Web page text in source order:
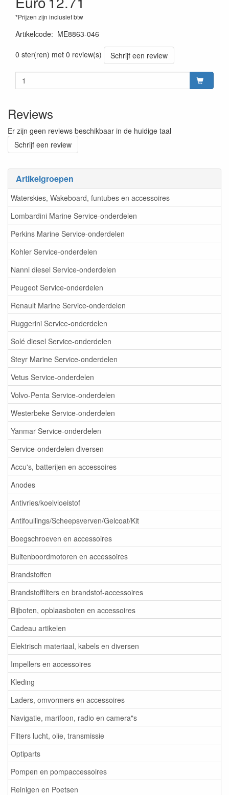
Artikelgroepen
Waterskies, Wakeboard, funtubes en accessoires
Lombardini Marine Service-onderdelen
Perkins Marine Service-onderdelen
Kohler Service-onderdelen
Nanni diesel Service-onderdelen
Peugeot Service-onderdelen
Renault Marine Service-onderdelen
Ruggerini Service-onderdelen
Solé diesel Service-onderdelen
Steyr Marine Service-onderdelen
Vetus Service-onderdelen
Volvo-Penta Service-onderdelen
Westerbeke Service-onderdelen
Yanmar Service-onderdelen
Service-onderdelen diversen
Accu's, batterijen en accessoires
Anodes
Antivries/koelvloeistof
Antifoullings/Scheepsverven/Gelcoat/Kit
Boegschroeven en accessoires
Buitenboordmotoren en accessoires
Brandstoffen
Brandstoffilters en brandstof-accessoires
Bijboten, opblaasboten en accessoires
Cadeau artikelen
Elektrisch materiaal, kabels en diversen
Impellers en accessoires
Kleding
Laders, omvormers en accessoires
Navigatie, marifoon, radio en camera"s
Filters lucht, olie, transmissie
Optiparts
Pompen en pompaccessoires
Reinigen en Poetsen
*Prijzen zijn inclusief btw
Artikelcode: ME8863-046
0 ster(ren) met 0 review(s)
Schrijf een review
Reviews
Er zijn geen reviews beschikbaar in de huidige taal
Schrijf een review